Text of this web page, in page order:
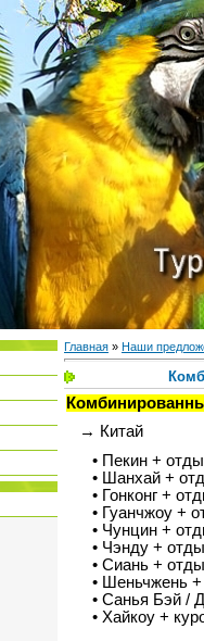
Главная » Наши
→ Китай
• Пекин +
• Шанхай +
• Гонконг +
• Гуанчжоу +
• Чунцин +
• Чэнду +
• Сиань +
• Шеньчжень +
• Санья Бэй /
• Хайкоу +